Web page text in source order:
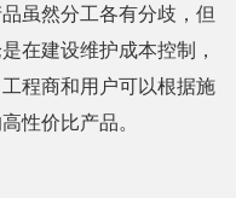
虽然分工各有分歧，但
在建设维护成本控制，
程商和用户可以根据施
性价比产品。